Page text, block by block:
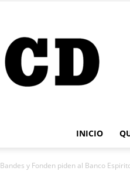
INICIO
Bandes y Fonden piden al Banco